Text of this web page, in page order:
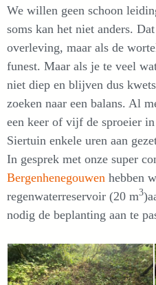
We willen geen schoon
soms kan het niet anders.
overleving, maar als de
funest. Maar als je te veel
niet diep en blijven dus
zoeken naar een balans. Al
een keer of vijf de sproeier
Siertuin enkele uren aan
In gesprek met onze super
Bergenhenegouwen hebben
regenwaterreservoir (20 m3
nodig de beplanting aan te